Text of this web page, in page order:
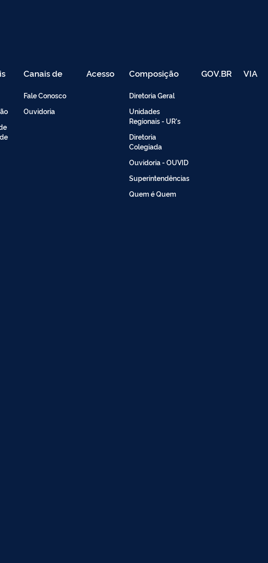
Canais de
Fale Conosco
Ouvidoria
Acesso Composição
Diretoria Geral
Unidades
Regionais - UR's
Diretoria
Colegiada
Ouvidoria - OUVID
Superintendências
Quem é Quem
GOV.BR VIA